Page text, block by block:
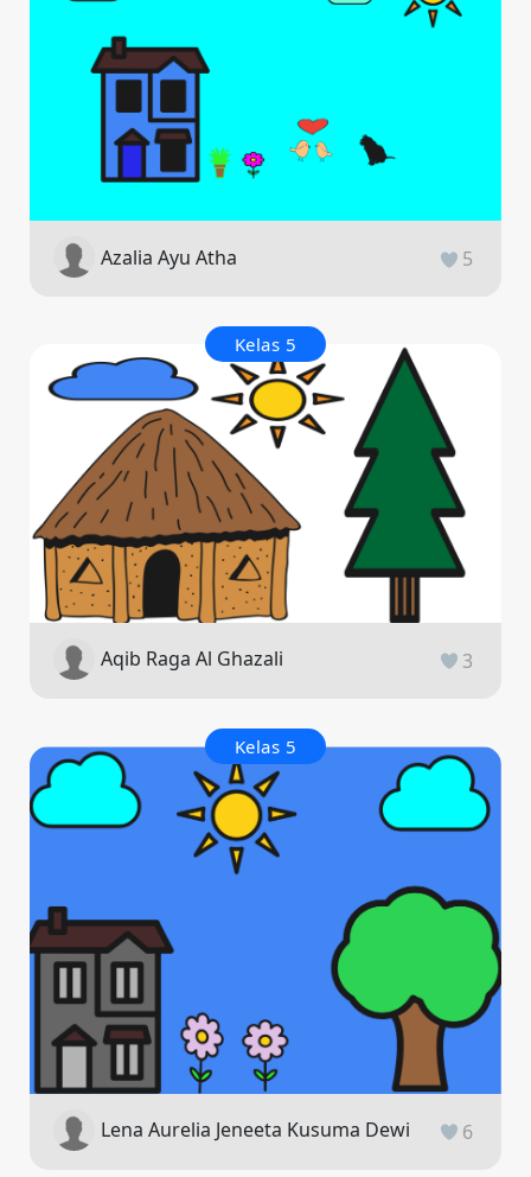
Azalia Ayu Atha 5
Kelas 5
Aqib Raga Al Ghazali 3
Kelas 5
Lena Aurelia Jeneeta Kusuma Dewi 6